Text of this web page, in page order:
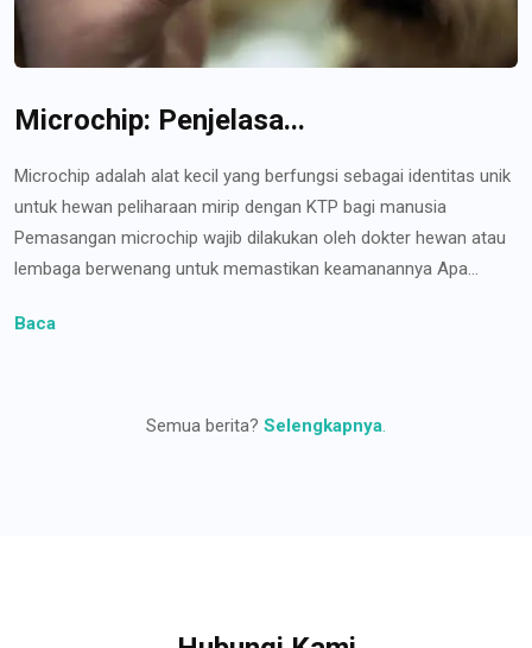
Microchip: Penjelasa...
Microchip adalah alat kecil yang berfungsi sebagai identitas unik
untuk hewan peliharaan mirip dengan KTP bagi manusia
Pemasangan microchip wajib dilakukan oleh dokter hewan atau
lembaga berwenang untuk memastikan keamanannya Apa...
Baca
Semua berita? Selengkapnya.